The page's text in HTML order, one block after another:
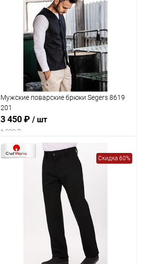
Мужские поварские брюки Segers 8619
201
3 450 ₽ / шт
6 900 ₽
Скидка 60%